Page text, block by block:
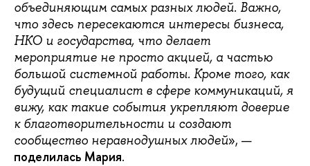
объединяющим самых разных людей. Важно,
что здесь пересекаются интересы бизнеса,
НКО и государства, что делает
мероприятие не просто акцией, а частью
большой системной работы. Кроме того, как
будущий специалист в сфере коммуникаций, я
вижу, как такие события укрепляют доверие
к благотворительности и создают
сообщество неравнодушных людей», —
поделилась Мария.